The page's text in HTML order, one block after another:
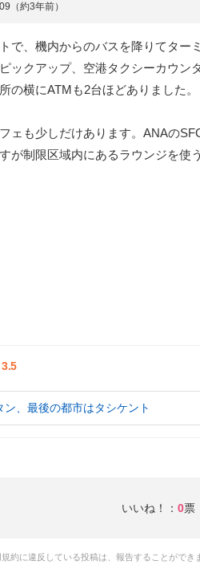
（約3年前）
で、機内からのバスを降りてター
ックアップ、空港タクシーカウン
の横にATMも2台ほどありました。
ェも少しだけあります。ANAの
が制限区域内にあるラウンジを使
3.5
ン、最後の都市はタシケント
いいね！： 0票
約に違反している投稿は、報告することができ